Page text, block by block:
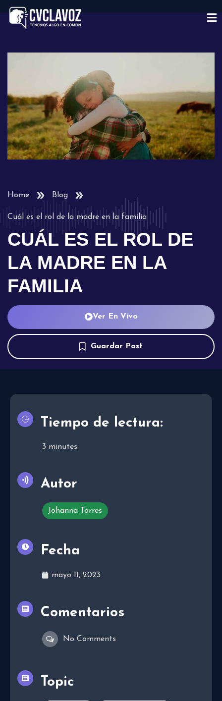
Home Blog
Cuál es el rol de la madre en la familia
CUÁL ES EL ROL DE
LA MADRE EN LA
FAMILIA
Ver En Vivo
Guardar Post
Tiempo de lectura:
3 minutes
Autor
Johanna Torres
Fecha
mayo 11, 2023
Comentarios
No Comments
Topic